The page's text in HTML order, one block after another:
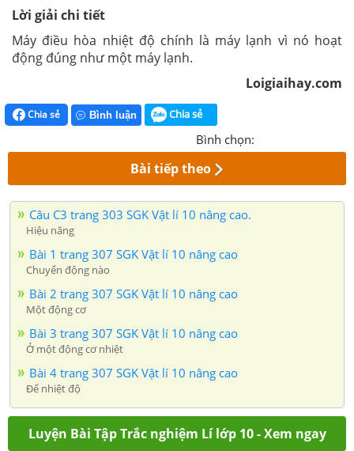
Lời giải chi tiết
Máy điều hòa nhiệt độ chính là máy lạnh vì nó hoạt
động đúng như một máy lạnh.
Loigiaihay.com
Chia sẻ Bình luận Chia sẻ
Bình chọn:
Bài tiếp theo
Câu C3 trang 303 SGK Vật lí 10 nâng cao.
Hiệu năng
Bài 1 trang 307 SGK Vật lí 10 nâng cao
Chuyển động nào
Bài 2 trang 307 SGK Vật lí 10 nâng cao
Một động cơ
Bài 3 trang 307 SGK Vật lí 10 nâng cao
Ở một động cơ nhiệt
Bài 4 trang 307 SGK Vật lí 10 nâng cao
Để nhiệt độ
Luyện Bài Tập Trắc nghiệm Lí lớp 10 - Xem ngay